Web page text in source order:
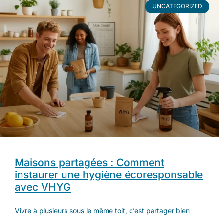
UNCATEGORIZED
Maisons partagées : Comment
instaurer une hygiène écoresponsable
avec VHYG
Vivre à plusieurs sous le même toit, c’est partager bien